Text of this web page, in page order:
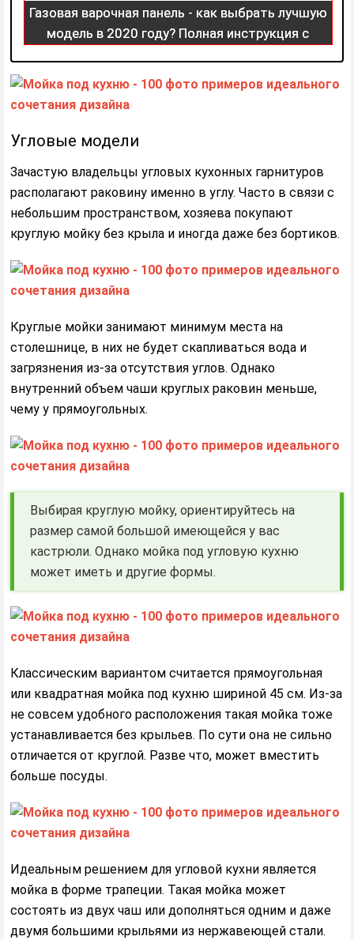
Газовая варочная панель - как выбрать лучшую
модель в 2020 году? Полная инструкция с
Угловые модели
Зачастую владельцы угловых кухонных гарнитуров
располагают раковину именно в углу. Часто в связи с
небольшим пространством, хозяева покупают
круглую мойку без крыла и иногда даже без бортиков.
Круглые мойки занимают минимум места на
столешнице, в них не будет скапливаться вода и
загрязнения из-за отсутствия углов. Однако
внутренний объем чаши круглых раковин меньше,
чему у прямоугольных.
Выбирая круглую мойку, ориентируйтесь на
размер самой большой имеющейся у вас
кастрюли. Однако мойка под угловую кухню
может иметь и другие формы.
Классическим вариантом считается прямоугольная
или квадратная мойка под кухню шириной 45 см. Из-за
не совсем удобного расположения такая мойка тоже
устанавливается без крыльев. По сути она не сильно
отличается от круглой. Разве что, может вместить
больше посуды.
Идеальным решением для угловой кухни является
мойка в форме трапеции. Такая мойка может
состоять из двух чаш или дополняться одним и даже
двумя большими крыльями из нержавеющей стали.